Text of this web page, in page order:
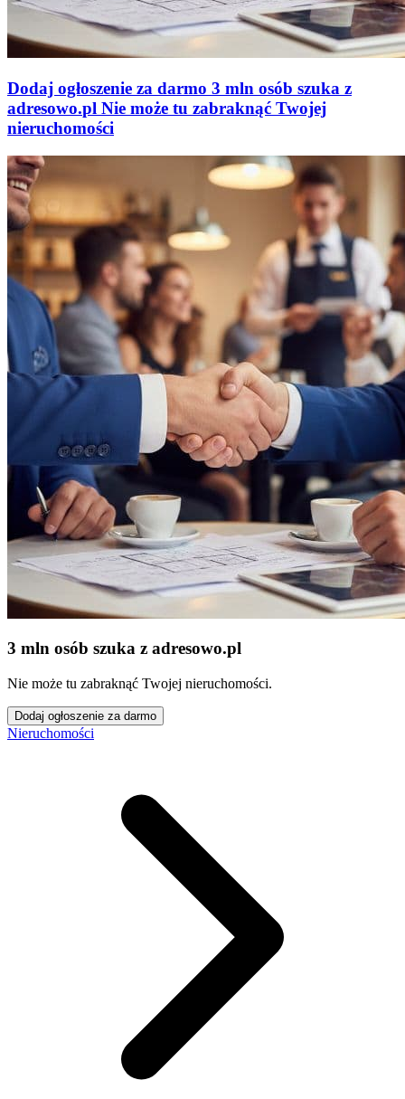
Dodaj ogłoszenie za darmo 3 mln osób szuka z
adresowo.pl Nie może tu zabraknąć Twojej
nieruchomości
3 mln osób szuka z adresowo.pl
Nie może tu zabraknąć Twojej nieruchomości.
Dodaj ogłoszenie za darmo
Nieruchomości